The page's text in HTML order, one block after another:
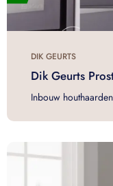
DIK GEURTS
Dik Geurts
Inbouw houthaarden